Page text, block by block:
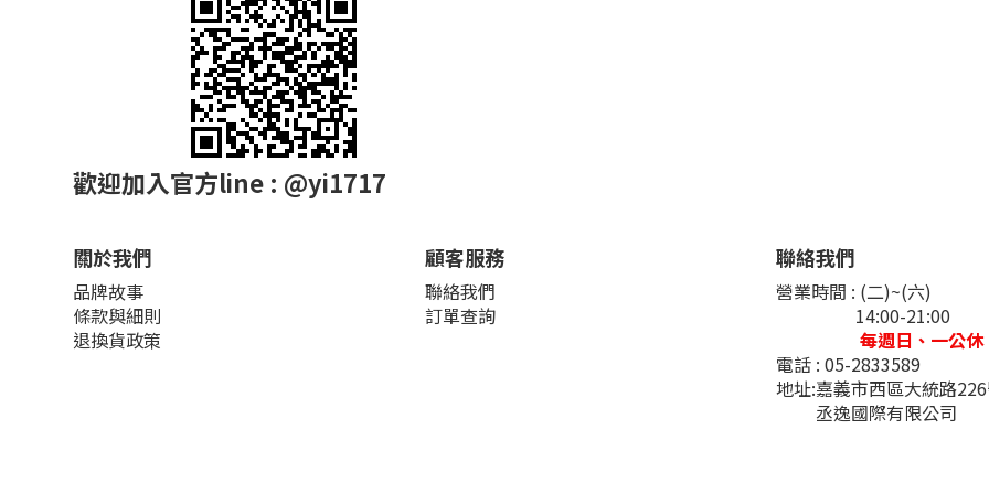
歡迎加入官方line : @yi1717
關於我們
品牌故事
條款與細則
退換貨政策
顧客服務
聯絡我們
訂單查詢
聯絡我們
營業時間 : (二)~(六)
14:00-21:00
每週日、一公休
電話 : 05-2833589
地址:嘉義市西區大統路
丞逸國際有限公司